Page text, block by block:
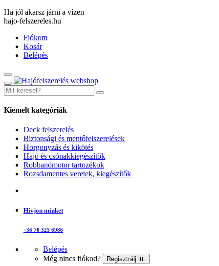
Ha jól akarsz járni a vízen
hajo-felszereles.hu
Fiókom
Kosár
Belépés
Kiemelt kategóriák
Deck felszerelés
Biztonsági és mentőfelszerelések
Horgonyzás és kikötés
Hajó és csónakkiegészítők
Robbanómotor tartozékok
Rozsdamentes veretek, kiegészítők
Hívjon minket
+36 70 325 6986
Belépés
Még nincs fiókod?
Regisztrálj itt.